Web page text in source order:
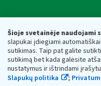
Šioje svetainėje naudojami
slapukai įdiegiami
sutikimas. Taip pat galite
sutikimą bet kada galėsite
nustatymus ir ištrindami
Slapukų politika
;
Respublikos finansų
Biudžetinė įstaiga. Juridinio
adresas: Vasario 16-osios g.
vmi@vmi.lt, E. pristatymo
Duomenys apie Valstybinę
Respublikos finansų